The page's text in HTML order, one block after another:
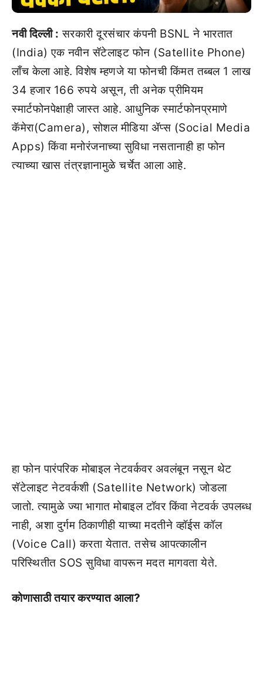
नवी दिल्ली : सरकारी दूरसंचार कंपनी BSNL ने भारतात
(India) एक नवीन सॅटेलाइट फोन (Satellite Phone)
लाँच केला आहे. विशेष म्हणजे या फोनची किंमत तब्बल 1 लाख
34 हजार 166 रुपये असून, ती अनेक प्रीमियम
स्मार्टफोनपेक्षाही जास्त आहे. आधुनिक स्मार्टफोनप्रमाणे
कॅमेरा(Camera), सोशल मीडिया ॲप्स (Social Media
Apps) किंवा मनोरंजनाच्या सुविधा नसतानाही हा फोन
त्याच्या खास तंत्रज्ञानामुळे चर्चेत आला आहे.
हा फोन पारंपरिक मोबाइल नेटवर्कवर अवलंबून नसून थेट
सॅटेलाइट नेटवर्कशी (Satellite Network) जोडला
जातो. त्यामुळे ज्या भागात मोबाइल टॉवर किंवा नेटवर्क उपलब्ध
नाही, अशा दुर्गम ठिकाणीही याच्या मदतीने व्हॉईस कॉल
(Voice Call) करता येतात. तसेच आपत्कालीन
परिस्थितीत SOS सुविधा वापरून मदत मागवता येते.
कोणासाठी तयार करण्यात आला?